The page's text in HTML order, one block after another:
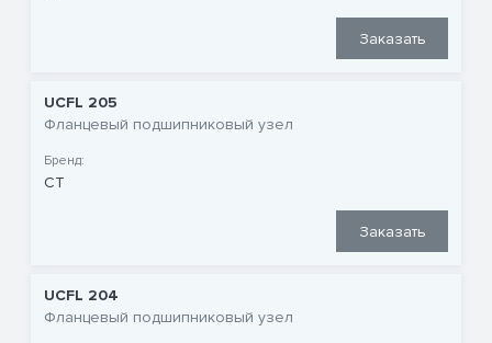
Заказать
UCFL 205
Фланцевый подшипниковый узел
Бренд:
CT
Заказать
UCFL 204
Фланцевый подшипниковый узел